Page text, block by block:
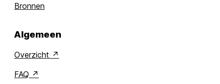
Bronnen
Algemeen
Overzicht
FAQ